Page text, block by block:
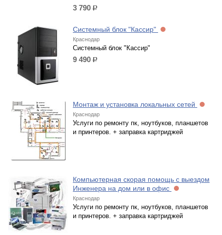
3 790 р.
Системный блок "Кассир"
Краснодар
Системный блок "Кассир"
9 490 р.
Монтаж и установка локальных сетей
Краснодар
Услуги по ремонту пк, ноутбуков, планшетов
и принтеров. + заправка картриджей
Компьютерная скорая помощь с выездом
Инженера на дом или в офис
Краснодар
Услуги по ремонту пк, ноутбуков, планшетов
и принтеров. + заправка картриджей